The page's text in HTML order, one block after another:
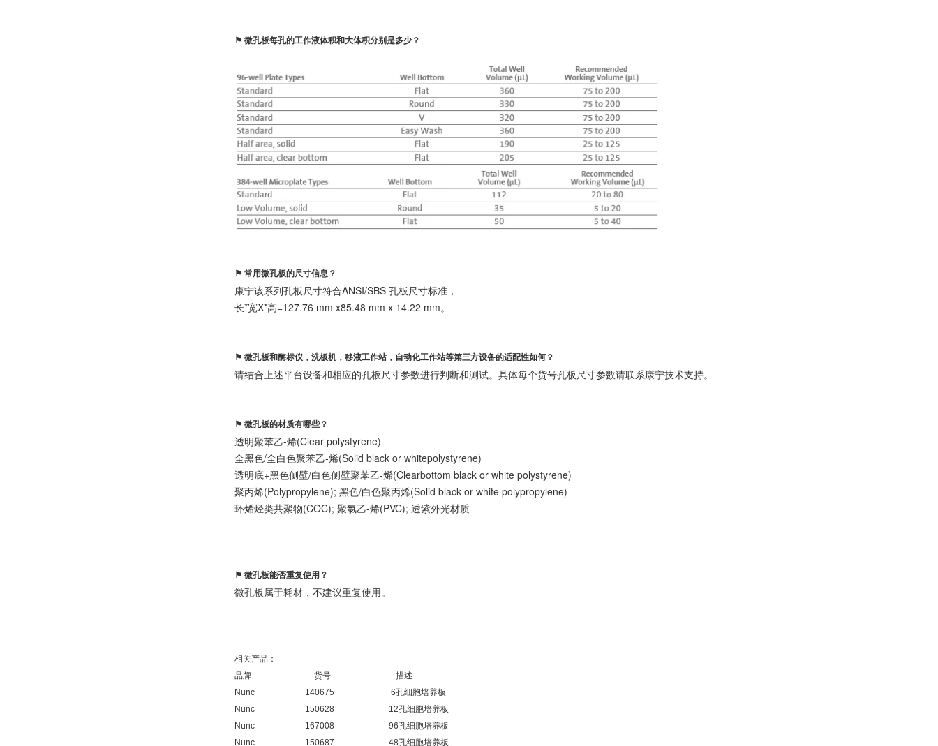
⚑ 微孔板每孔的工作液体积和大体积分别是多少？
⚑ 常用微孔板的尺寸信息？
康宁该系列孔板尺寸符合ANSI/SBS 孔板尺寸标准，
长*宽X*高=127.76 mm x85.48 mm x 14.22 mm。
⚑ 微孔板和酶标仪，洗板机，移液工作站，自动化工作站等第三方设备的适配性如何？
请结合上述平台设备和相应的孔板尺寸参数进行判断和测试。具体每个货号孔板尺寸参数请联系康宁技术支持。
⚑ 微孔板的材质有哪些？
透明聚苯乙-烯(Clear polystyrene)
全黑色/全白色聚苯乙-烯(Solid black or whitepolystyrene)
透明底+黑色侧壁/白色侧壁聚苯乙-烯(Clearbottom black or white polystyrene)
聚丙烯(Polypropylene); 黑色/白色聚丙烯(Solid black or white polypropylene)
环烯烃类共聚物(COC); 聚氯乙-烯(PVC); 透紫外光材质
⚑ 微孔板能否重复使用？
微孔板属于耗材，不建议重复使用。
相关产品：
品牌 货号 描述
Nunc 140675 6孔细胞培养板
Nunc 150628 12孔细胞培养板
Nunc 167008 96孔细胞培养板
Nunc 150687 48孔细胞培养板